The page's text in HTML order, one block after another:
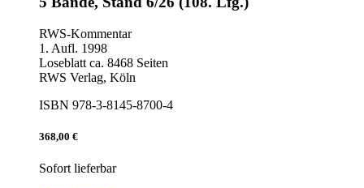
RWS-Kommentar
1. Aufl. 1998
Loseblatt ca. 8468 Seiten
RWS Verlag, Köln
ISBN 978-3-8145-8700-4
368,00 €
Sofort lieferbar